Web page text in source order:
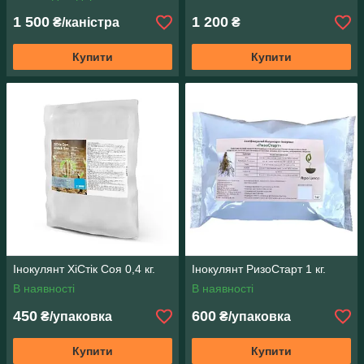
1 500 ₴/каністра
Купити
1 200 ₴
Купити
Інокулянт ХіСтік Соя 0,4 кг.
В наявності
450 ₴/упаковка
Купити
Інокулянт РизоСтарт 1 кг.
В наявності
600 ₴/упаковка
Купити